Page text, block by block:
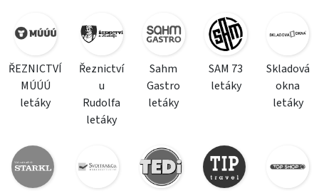
ŘEZNICTVÍ
MÚÚÚ
letáky
Řeznictví
u
Rudolfa
letáky
Sahm
Gastro
letáky
SAM 73
letáky
Skladová
okna
letáky